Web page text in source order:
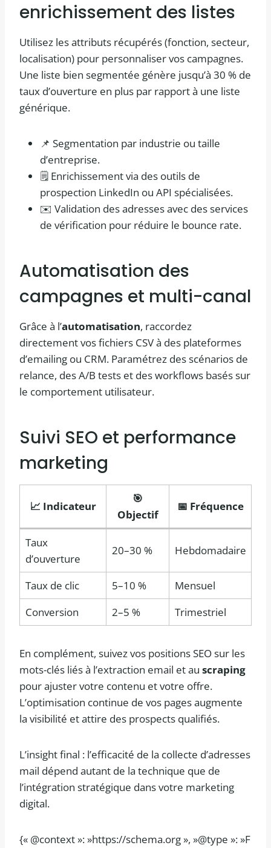
enrichissement des listes
Utilisez les attributs récupérés (fonction, secteur,
localisation) pour personnaliser vos campagnes.
Une liste bien segmentée génère jusqu’à 30 % de
taux d’ouverture en plus par rapport à une liste
générique.
📌 Segmentation par industrie ou taille
d’entreprise.
🗒️ Enrichissement via des outils de
prospection LinkedIn ou API spécialisées.
✉️ Validation des adresses avec des services
de vérification pour réduire le bounce rate.
Automatisation des
campagnes et multi-canal
Grâce à l’automatisation, raccordez
directement vos fichiers CSV à des plateformes
d’emailing ou CRM. Paramétrez des scénarios de
relance, des A/B tests et des workflows basés sur
le comportement utilisateur.
Suivi SEO et performance
marketing
📈 Indicateur
🎯
Objectif
📅 Fréquence
Taux
d’ouverture
20–30 % Hebdomadaire
Taux de clic 5–10 %
Mensuel
Conversion
2–5 % Trimestriel
En complément, suivez vos positions SEO sur les
mots-clés liés à l’extraction email et au scraping
pour ajuster votre contenu et votre offre.
L’optimisation continue de vos pages augmente
la visibilité et attire des prospects qualifiés.
L’insight final : l’efficacité de la collecte d’adresses
mail dépend autant de la technique que de
l’intégration stratégique dans votre marketing
digital.
{« @context »: »https://schema.org », »@type »: »F